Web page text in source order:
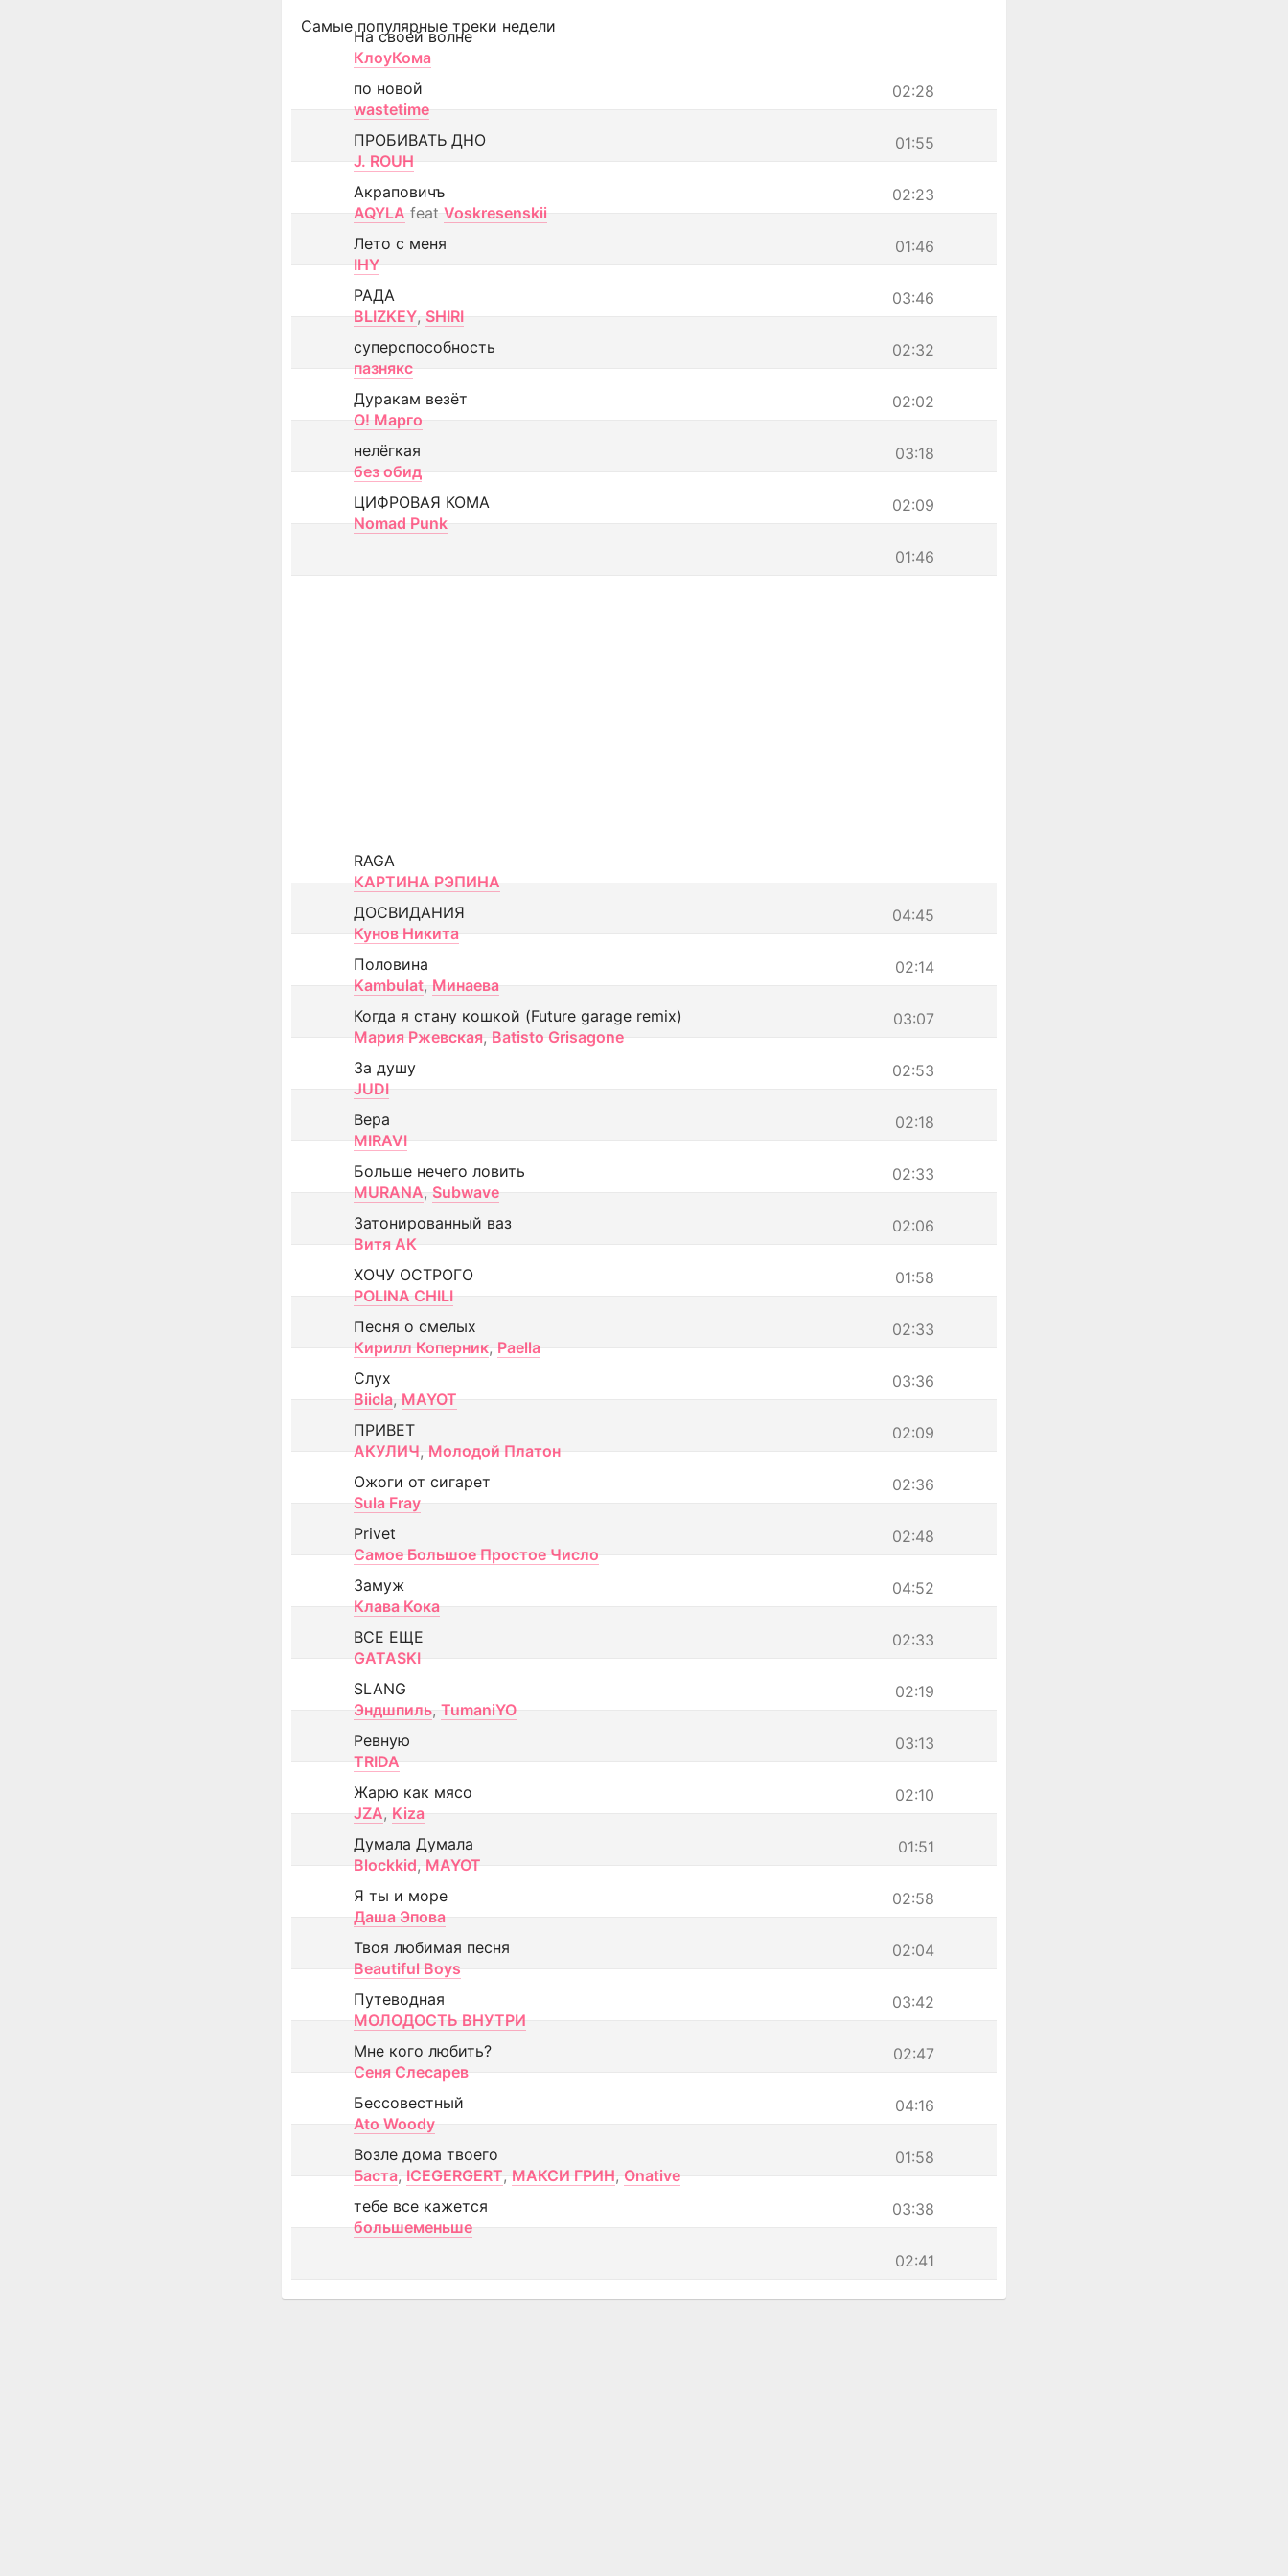
Самые популярные треки недели
На своей волне
КлоуКома
02:28
по новой
wastetime
01:55
ПРОБИВАТЬ ДНО
J. ROUH
02:23
Акраповичъ
AQYLA feat Voskresenskii
01:46
Лето с меня
IHY
03:46
РАДА
BLIZKEY, SHIRI
02:32
суперспособность
пазнякс
02:02
Дуракам везёт
О! Марго
03:18
нелёгкая
без обид
02:09
ЦИФРОВАЯ КОМА
Nomad Punk
01:46
RAGA
КАРТИНА РЭПИНА
04:45
ДОСВИДАНИЯ
Кунов Никита
02:14
Половина
Kambulat, Минаева
03:07
Когда я стану кошкой (Future garage remix)
Мария Ржевская, Batisto Grisagone
02:53
За душу
JUDI
02:18
Вера
MIRAVI
02:33
Больше нечего ловить
MURANA, Subwave
02:06
Затонированный ваз
Витя АК
01:58
ХОЧУ ОСТРОГО
POLINA CHILI
02:33
Песня о смелых
Кирилл Коперник, Paella
03:36
Слух
Biicla, MAYOT
02:09
ПРИВЕТ
АКУЛИЧ, Молодой Платон
02:36
Ожоги от сигарет
Sula Fray
02:48
Privet
Самое Большое Простое Число
04:52
Замуж
Клава Кока
02:33
ВСЕ ЕЩЕ
GATASKI
02:19
SLANG
Эндшпиль, TumaniYO
03:13
Ревную
TRIDA
02:10
Жарю как мясо
JZA, Kiza
01:51
Думала Думала
Blockkid, MAYOT
02:58
Я ты и море
Даша Эпова
02:04
Твоя любимая песня
Beautiful Boys
03:42
Путеводная
МОЛОДОСТЬ ВНУТРИ
02:47
Мне кого любить?
Сеня Слесарев
04:16
Бессовестный
Ato Woody
01:58
Возле дома твоего
Баста, ICEGERGERT, МАКСИ ГРИН, Onative
03:38
тебе все кажется
большеменьше
02:41